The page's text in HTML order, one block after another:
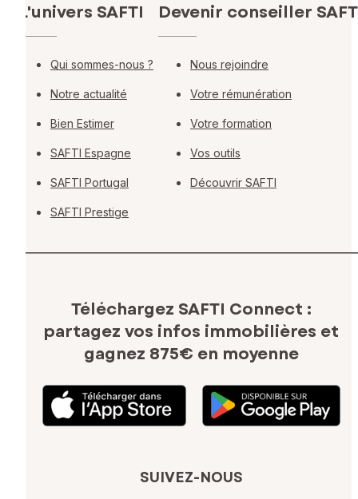
L'univers SAFTI
Qui sommes-nous ?
Notre actualité
Bien Estimer
SAFTI Espagne
SAFTI Portugal
SAFTI Prestige
Devenir conseiller
Nous rejoindre
Votre rémunération
Votre formation
Vos outils
Découvrir SAFTI
Téléchargez SAFTI Connect :
partagez vos infos immobilières et
gagnez 875€ en moyenne
SUIVEZ-NOUS